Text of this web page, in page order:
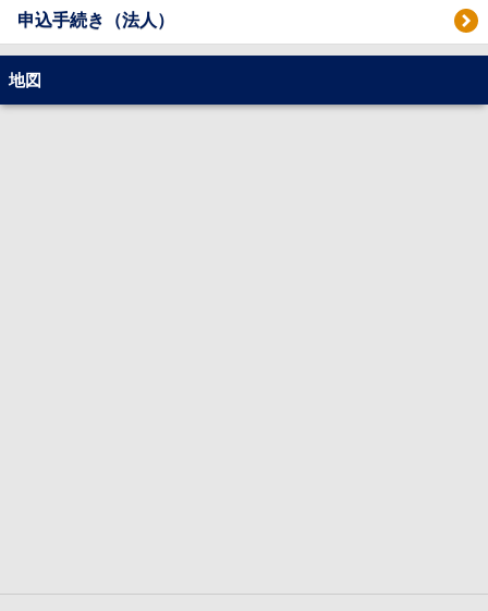
申込手続き（法人）
地図